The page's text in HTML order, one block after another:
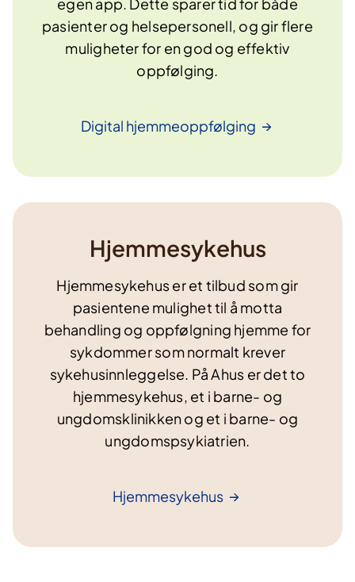
egen app. Dette sparer tid for både
pasienter og helsepersonell, og gir flere
muligheter for en god og effektiv
oppfølging.
Digital hjemmeoppfølging
Hjemmesykehus
Hjemmesykehus er et tilbud som gir
pasientene mulighet til å motta
behandling og oppfølgning hjemme for
sykdommer som normalt krever
sykehusinnleggelse. På Ahus er det to
hjemmesykehus, et i barne- og
ungdomsklinikken og et i barne- og
ungdomspsykiatrien.
Hjemmesykehus